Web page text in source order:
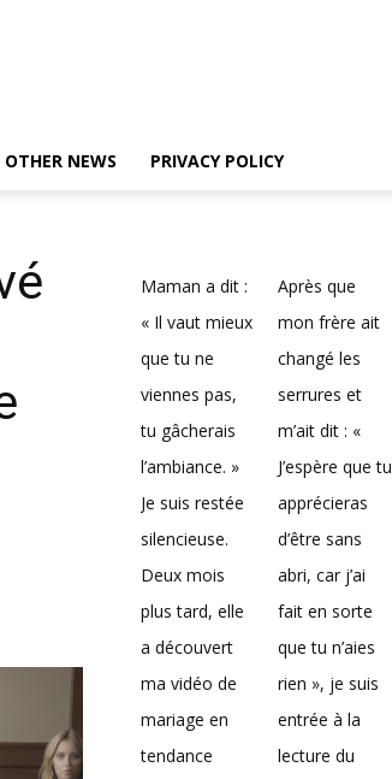
OTHER NEWS PRIVACY POLICY
Maman a dit :
« Il vaut mieux
que tu ne
viennes pas,
tu gâcherais
l’ambiance. »
Je suis restée
silencieuse.
Deux mois
plus tard, elle
a découvert
ma vidéo de
mariage en
tendance
Après que
mon frère ait
changé les
serrures et
m’ait dit : «
J’espère que tu
apprécieras
d’être sans
abri, car j’ai
fait en sorte
que tu n’aies
rien », je suis
entrée à la
lecture du